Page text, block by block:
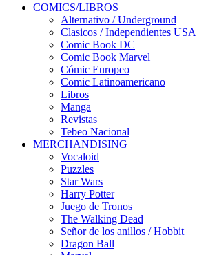
COMICS/LIBROS
Alternativo / Underground
Clasicos / Independientes USA
Comic Book DC
Comic Book Marvel
Cómic Europeo
Comic Latinoamericano
Libros
Manga
Revistas
Tebeo Nacional
MERCHANDISING
Vocaloid
Puzzles
Star Wars
Harry Potter
Juego de Tronos
The Walking Dead
Señor de los anillos / Hobbit
Dragon Ball